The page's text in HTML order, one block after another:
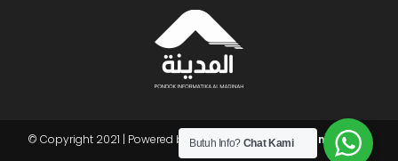
© Copyright 2021 | Powered byPT Mahir Technology Indonesia
Butuh Info?Chat Kami